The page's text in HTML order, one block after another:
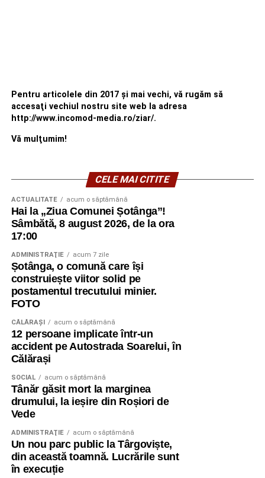
Pentru articolele din 2017 şi mai vechi, vă rugăm să
accesaţi vechiul nostru site web la adresa
http://www.incomod-media.ro/ziar/.
Vă mulţumim!
CELE MAI CITITE
ACTUALITATE acum o săptămână
Hai la „Ziua Comunei Șotânga”!
Sâmbătă, 8 august 2026, de la ora
17:00
ADMINISTRAŢIE acum 7 zile
Șotânga, o comună care își
construiește viitor solid pe
postamentul trecutului minier.
FOTO
CĂLĂRAŞI acum o săptămână
12 persoane implicate într-un
accident pe Autostrada Soarelui, în
Călărași
SOCIAL acum o săptămână
Tânăr găsit mort la marginea
drumului, la ieșire din Roșiori de
Vede
ADMINISTRAŢIE acum o săptămână
Un nou parc public la Târgoviște,
din această toamnă. Lucrările sunt
în execuție